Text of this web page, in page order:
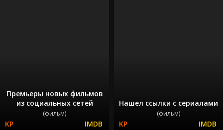
Премьеры новых фильмов
из социальных сетей
(фильм)
Нашел ссылки с сериалами
(фильм)